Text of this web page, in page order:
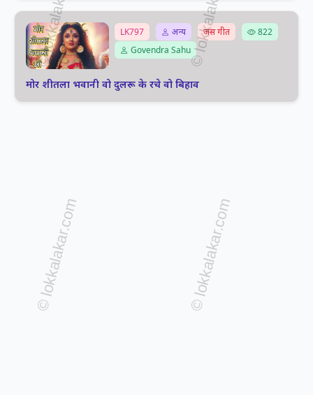
LK797 अन्य जस गीत
822
Govendra Sahu
मोर शीतला भवानी वो दुलरू के रचे वो बिहाव